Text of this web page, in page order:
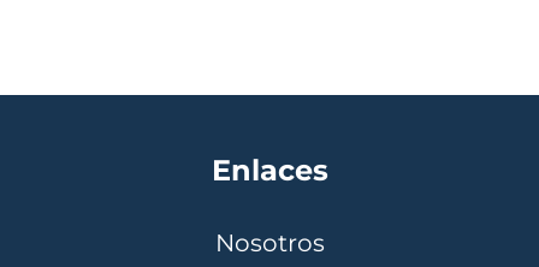
Enlaces
Nosotros